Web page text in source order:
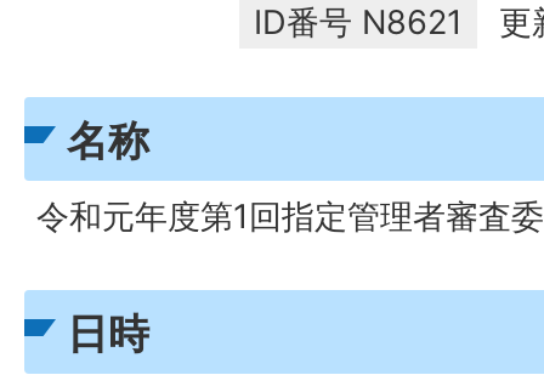
ID番号 N8621 更
名称
令和元年度第1回指定管理者審査
日時